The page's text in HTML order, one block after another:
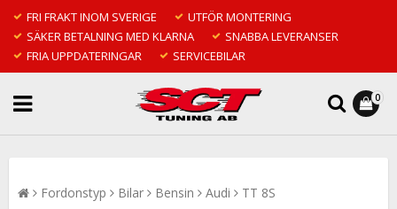
FRI FRAKT INOM SVERIGE
UTFÖR MONTERING
SÄKER BETALNING MED KLARNA
SNABBA LEVERANSER
FRIA UPPDATERINGAR
SERVICEBILAR
0
Fordonstyp Bilar Bensin Audi TT 8S